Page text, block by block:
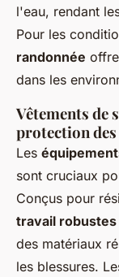
l'eau, rendant
Pour les
randonnée
dans les
Vêtements de
protection
Les
sont cruciaux
Conçus pour
travail robustes
des matériaux
les blessures.